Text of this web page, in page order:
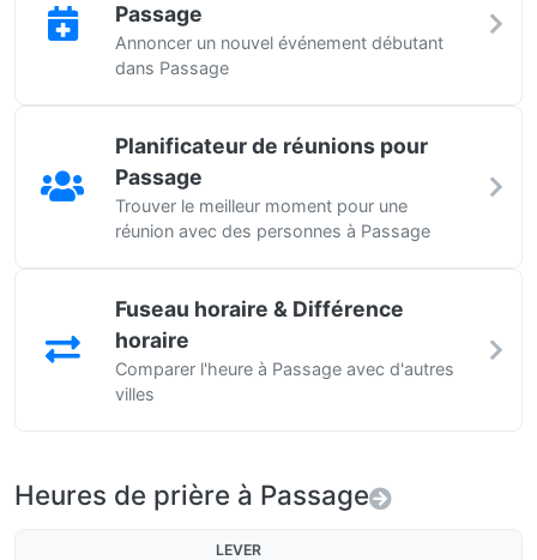
Passage
Annoncer un nouvel événement débutant
dans Passage
Planificateur de réunions pour
Passage
Trouver le meilleur moment pour une
réunion avec des personnes à Passage
Fuseau horaire & Différence
horaire
Comparer l'heure à Passage avec d'autres
villes
Heures de prière à Passage
LEVER